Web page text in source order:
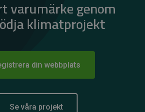
varumärke genom
klimatprojekt
din webbplats
Se våra projekt